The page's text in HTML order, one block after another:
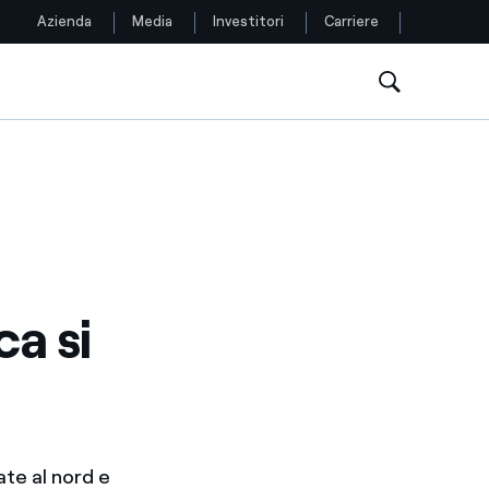
Seguici
Azienda Media Investitori Carriere
si
al nord e